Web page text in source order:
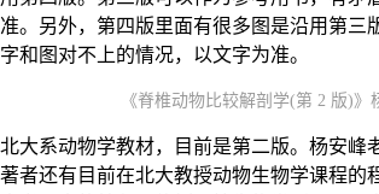
准。另外，第四版里面有很多图是沿用第三
字和图对不上的情况，以文字为准。
《脊椎动物比较解剖学(第 2 版)》
北大系动物学教材，目前是第二版。杨安峰
著者还有目前在北大教授动物生物学课程的